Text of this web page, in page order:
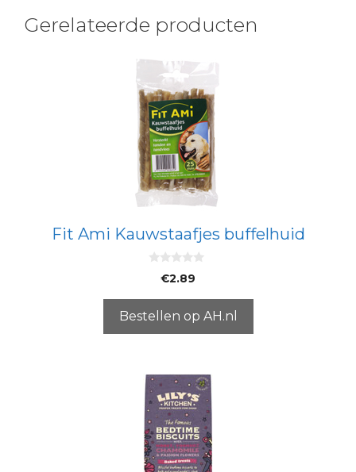
Gerelateerde producten
Fit Ami Kauwstaafjes buffelhuid
5
€2.89
Bestellen op AH.nl